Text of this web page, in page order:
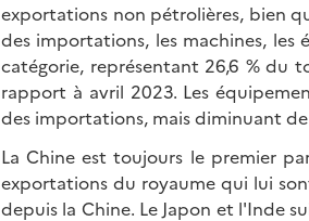
exportations non pétrolières, bien
des importations, les machines,
catégorie, représentant 26,6 % du
rapport à avril 2023. Les
des importations, mais diminuant
La Chine est toujours le premier
exportations du royaume qui lui
depuis la Chine. Le Japon et l'Inde